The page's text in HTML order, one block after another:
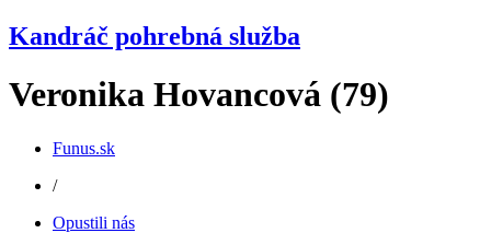
Kandráč pohrebná služba
Veronika Hovancová (79)
Funus.sk
/
Opustili nás